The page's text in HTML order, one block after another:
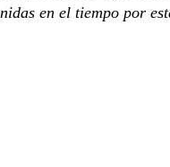
en el tiempo por